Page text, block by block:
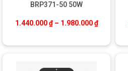
BRP371-50 50W
1.440.000₫ – 1.980.000₫Khoảng